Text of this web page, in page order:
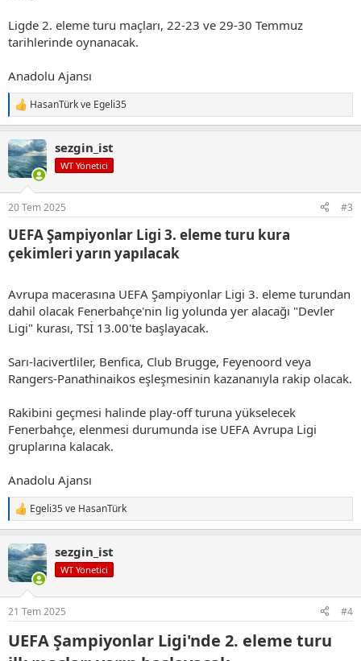
Ligde 2. eleme turu maçları, 22-23 ve 29-30 Temmuz
tarihlerinde oynanacak.
Anadolu Ajansı
T
e
k
i
l
:
HasanTürkve Egeli35
sezgin_ist
WT Yönetici
20 Tem 2025 #3
UEFA Şampiyonlar Ligi 3. eleme turu kura
çekimleri yarın yapılacak​
Avrupa macerasına UEFA Şampiyonlar Ligi 3. eleme turundan
dahil olacak Fenerbahçe'nin lig yolunda yer alacağı "Devler
Ligi" kurası, TSİ 13.00'te başlayacak.
Sarı-lacivertliler, Benfica, Club Brugge, Feyenoord veya
Rangers-Panathinaikos eşleşmesinin kazananıyla rakip olacak.
Rakibini geçmesi halinde play-off turuna yükselecek
Fenerbahçe, elenmesi durumunda ise UEFA Avrupa Ligi
gruplarına kalacak.
Anadolu Ajansı
T
e
k
i
l
Egeli35ve HasanTürk
sezgin_ist
WT Yönetici
21 Tem 2025 #4
UEFA Şampiyonlar Ligi'nde 2. eleme turu